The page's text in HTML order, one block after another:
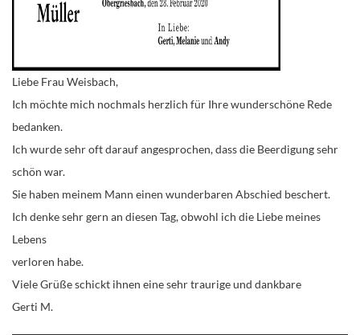
Liebe Frau Weisbach,
Ich möchte mich nochmals herzlich für Ihre wunderschöne Rede
bedanken.
Ich wurde sehr oft darauf angesprochen, dass die Beerdigung sehr
schön war.
Sie haben meinem Mann einen wunderbaren Abschied beschert.
Ich denke sehr gern an diesen Tag, obwohl ich die Liebe meines
Lebens
verloren habe.
Viele Grüße schickt ihnen eine sehr traurige und dankbare
Gerti M.